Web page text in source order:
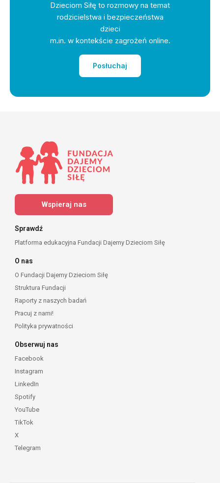
Dzieciom Siłę to rozmowy na temat
rodzicielstwa i bezpieczeństwa
dzieci
m.in. w kontekście zagrożeń online.
Posłuchaj
Wspieraj nas
Sprawdź
Platforma edukacyjna Fundacji Dajemy Dzieciom Siłę
O nas
O Fundacji Dajemy Dzieciom Siłę
Struktura Fundacji
Raporty z naszych badań
Pracuj z nami!
Polityka prywatności
Obserwuj nas
Facebook
Instagram
LinkedIn
Spotify
YouTube
TikTok
X
Telegram